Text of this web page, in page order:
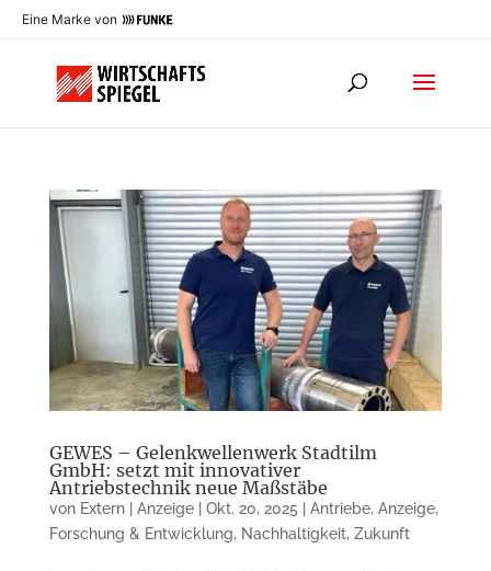
Eine Marke von
GEWES – Gelenkwellenwerk Stadtilm
GmbH: setzt mit innovativer
Antriebstechnik neue Maßstäbe
von Extern | Anzeige| Okt. 20, 2025 | Antriebe, Anzeige,
Forschung & Entwicklung, Nachhaltigkeit, Zukunft